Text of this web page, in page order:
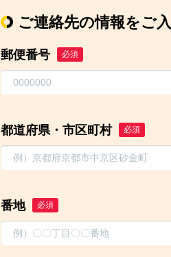
ご連絡先の情報をご
郵便番号 必須
都道府県・市区町村 必須
番地 必須